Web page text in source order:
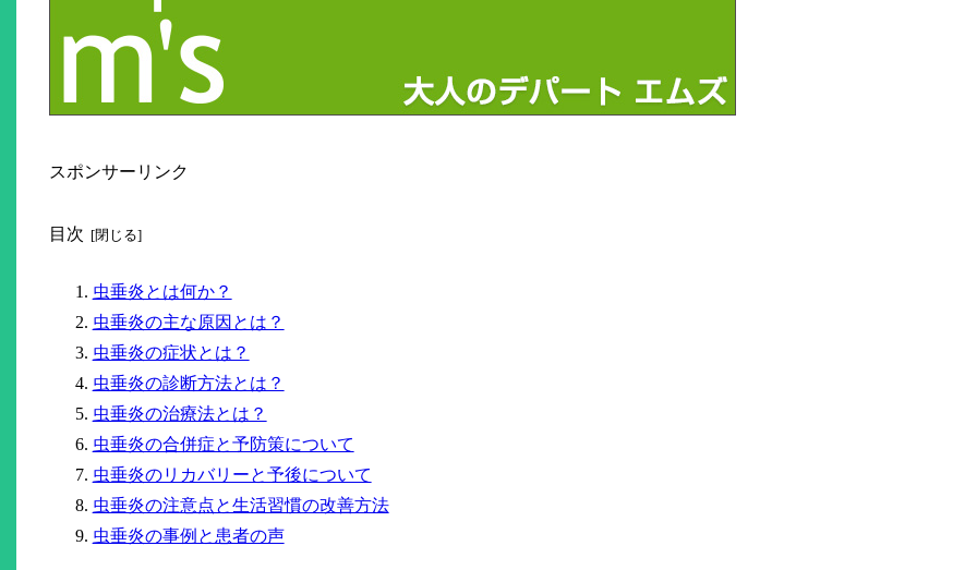
スポンサーリンク
目次
虫垂炎とは何か？
虫垂炎の主な原因とは？
虫垂炎の症状とは？
虫垂炎の診断方法とは？
虫垂炎の治療法とは？
虫垂炎の合併症と予防策について
虫垂炎のリカバリーと予後について
虫垂炎の注意点と生活習慣の改善方法
虫垂炎の事例と患者の声